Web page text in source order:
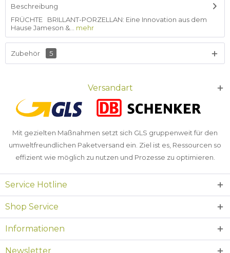
Beschreibung
FRÜCHTE BRILLANT-PORZELLAN: Eine Innovation aus dem
Hause Jameson &...
mehr
Zubehör 5
Versandart
Mit gezielten Maßnahmen setzt sich GLS gruppenweit für den
umweltfreundlichen Paketversand ein. Ziel ist es, Ressourcen so
effizient wie möglich zu nutzen und Prozesse zu optimieren.
Service Hotline
Shop Service
Informationen
Newsletter